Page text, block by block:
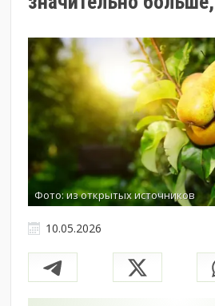
Фото: из открытых источников
10.05.2026